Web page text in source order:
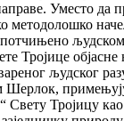
Уместо да
методолошко
Тројице
људског
Шерлок,
Свету Тројицу